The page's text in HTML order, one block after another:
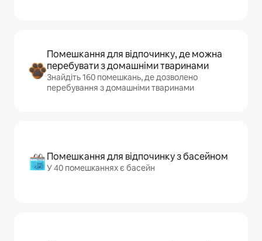
Помешкання для відпочинку, де можна
перебувати з домашніми тваринами
Знайдіть 160 помешкань, де дозволено
перебування з домашніми тваринами
Помешкання для відпочинку з басейном
У 40 помешканнях є басейн